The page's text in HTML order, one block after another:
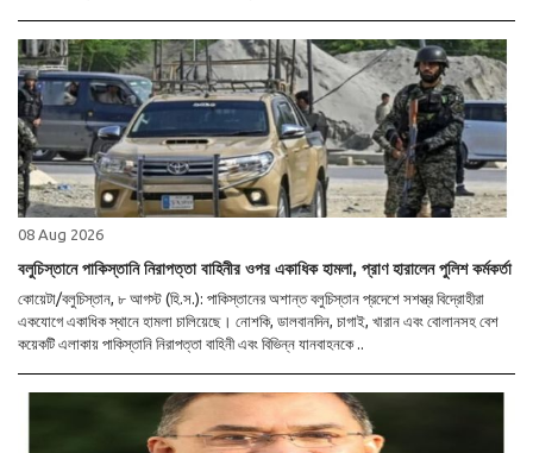
08 Aug 2026
বলুচিস্তানে পাকিস্তানি নিরাপত্তা বাহিনীর ওপর একাধিক হামলা, প্রাণ হারালেন পুলিশ কর্মকর্তা
কোয়েটা/বলুচিস্তান, ৮ আগস্ট (হি.স.): পাকিস্তানের অশান্ত বলুচিস্তান প্রদেশে সশস্ত্র বিদ্রোহীরা
একযোগে একাধিক স্থানে হামলা চালিয়েছে। নোশকি, ডালবানদিন, চাগাই, খারান এবং বোলানসহ বেশ
কয়েকটি এলাকায় পাকিস্তানি নিরাপত্তা বাহিনী এবং বিভিন্ন যানবাহনকে ..